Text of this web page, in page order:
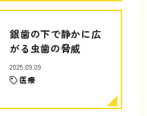
銀歯の下で静かに広
がる虫歯の脅威
2025.09.09
医療